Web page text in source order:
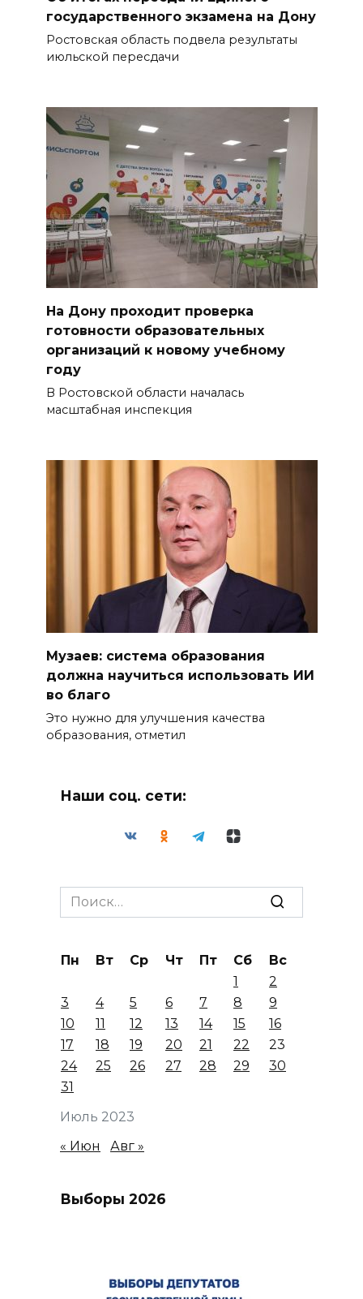
государственного экзамена на Дону
Ростовская область подвела результаты
июльской пересдачи
На Дону проходит проверка
готовности образовательных
организаций к новому учебному
году
В Ростовской области началась
масштабная инспекция
Музаев: система образования
должна научиться использовать ИИ
во благо
Это нужно для улучшения качества
образования, отметил
Наши соц. сети:
Search
for:
Июль 2023
Пн Вт Ср Чт Пт Сб
Вс
1
2
3
4 5 6 7 8
9
10
11 12 13 14 15
16
17
18 19 20 21 22
23
24
25 26 27 28 29
30
31
« Июн Авг »
Выборы 2026